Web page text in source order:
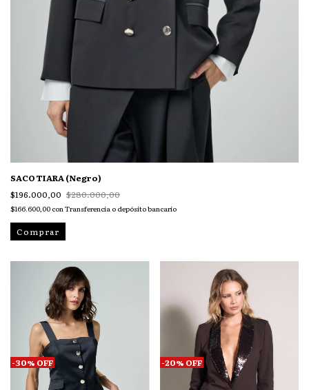
SACO TIARA (Negro)
$196.000,00 $280.000,00
$166.600,00 conTransferencia o depósito bancario
Comprar
-30% OFF -20% OFF